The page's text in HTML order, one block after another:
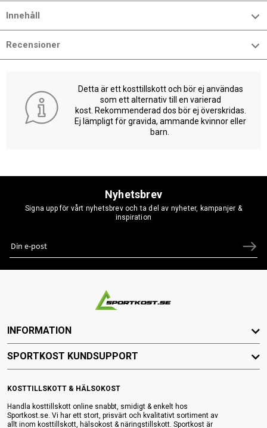
Innehåll
Recensioner
Detta är ett kosttillskott och bör ej användas
som ett alternativ till en varierad
kost. Rekommenderad dos bör ej överskridas.
Ej lämpligt för gravida, ammande kvinnor eller
barn.
Nyhetsbrev
Signa upp för vårt nyhetsbrev och ta del av nyheter, kampanjer &
inspiration
KOSTTILLSKOTT & HÄLSOKOST
Handla kosttillskott online snabbt, smidigt & enkelt hos
Sportkost.se. Vi har ett stort, prisvärt och kvalitativt sortiment av
allt inom kosttillskott, hälsokost & näringstillskott. Sportkost är
INFORMATION
SPORTKOST KUNDSUPPORT